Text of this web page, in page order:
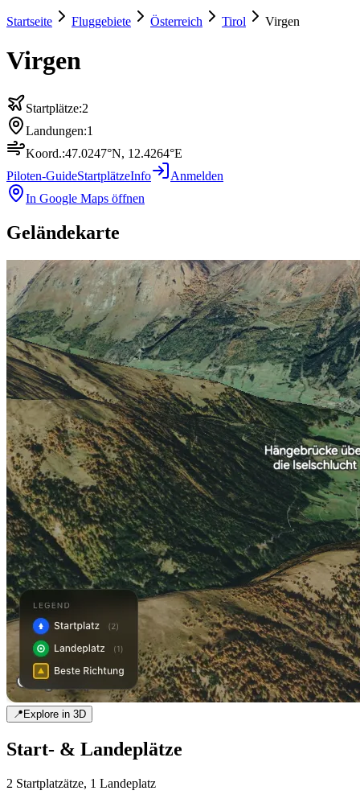
Startseite Fluggebiete Österreich Tirol Virgen
Virgen
Startplätze:2
Landungen:1
Koord.:47.0247°N, 12.4264°E
Piloten-GuideStartplätzeInfo
Anmelden
In Google Maps öffnen
Geländekarte
📍Explore in 3D
Start- & Landeplätze
2 Startplatzätze, 1 Landeplatz